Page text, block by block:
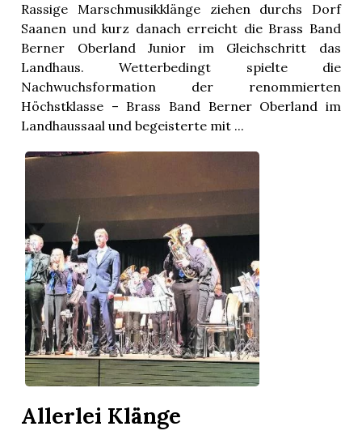
Rassige Marschmusikklänge ziehen durchs Dorf
Saanen und kurz danach erreicht die Brass Band
Berner Oberland Junior im Gleichschritt das
Landhaus. Wetterbedingt spielte die
Nachwuchsformation der renommierten
Höchstklasse – Brass Band Berner Oberland im
Landhaussaal und begeisterte mit ...
Allerlei Klänge